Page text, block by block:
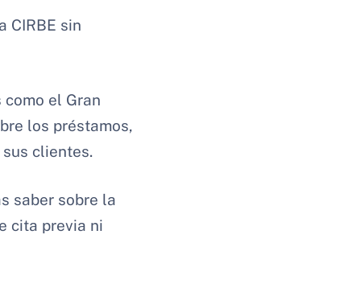
CIRBE sin
como el Gran
los préstamos,
clientes.
saber sobre la
cita previa ni